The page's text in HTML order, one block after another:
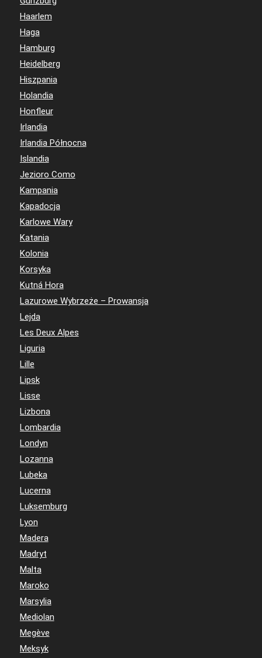
Haarlem
Haga
Hamburg
Heidelberg
Hiszpania
Holandia
Honfleur
Irlandia
Irlandia Północna
Islandia
Jezioro Como
Kampania
Kapadocja
Karlowe Wary
Katania
Kolonia
Korsyka
Kutná Hora
Lazurowe Wybrzeże – Prowansja
Lejda
Les Deux Alpes
Liguria
Lille
Lipsk
Lisse
Lizbona
Lombardia
Londyn
Lozanna
Lubeka
Lucerna
Luksemburg
Lyon
Madera
Madryt
Malta
Maroko
Marsylia
Mediolan
Megève
Meksyk